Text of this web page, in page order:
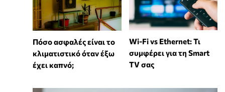
Πόσο ασφαλές είναι το
κλιματιστικό όταν έξω
έχει καπνό;
Wi-Fi vs Ethernet: Τι
συμφέρει για τη Smart
TV σας